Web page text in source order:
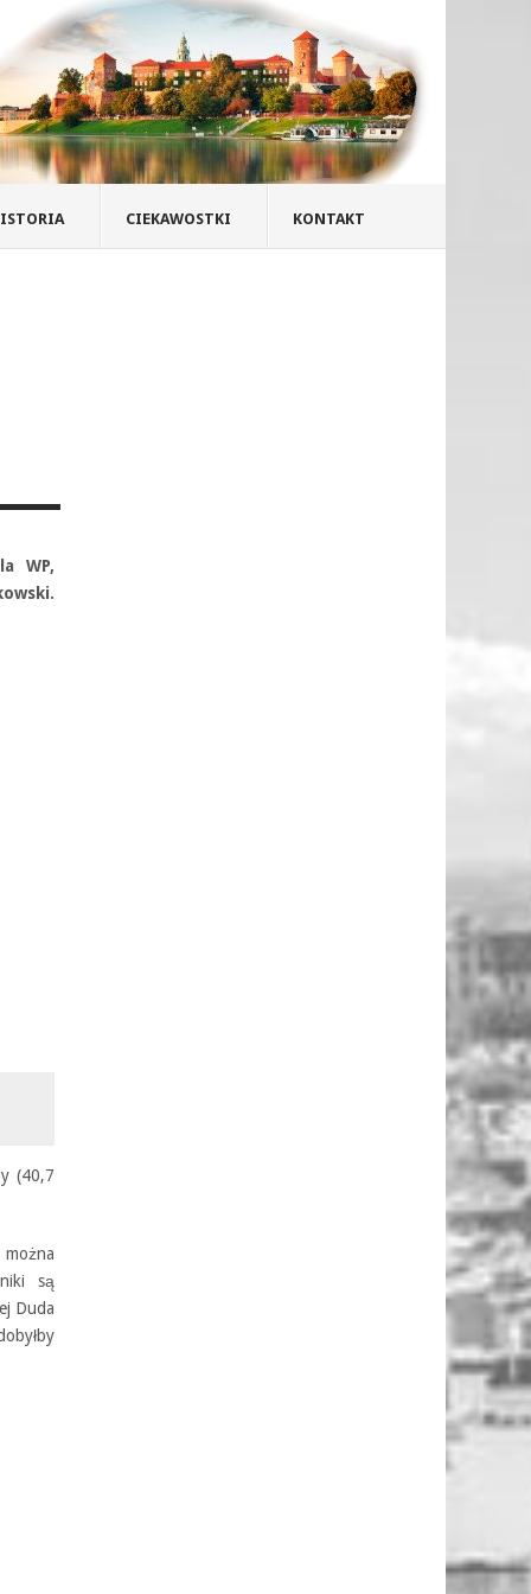
CIEKAWOSTKI KONTAKT
WP,
(40,7
są
Duda